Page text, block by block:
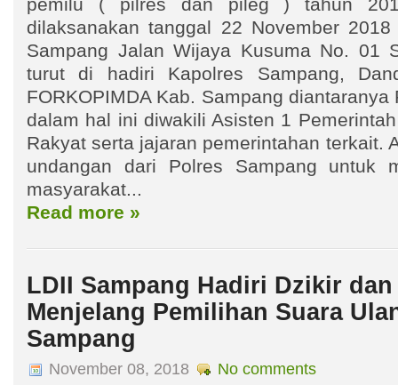
dilaksanakan tanggal 22 November
Sampang Jalan Wijaya Kusuma No. 01
turut di hadiri Kapolres Sampang,
FORKOPIMDA Kab. Sampang
dalam hal ini diwakili Asisten 1
Rakyat serta jajaran pemerintahan terkait.
undangan dari Polres Sampang untuk
masyarakat...
Read more »
LDII Sampang Hadiri Dzikir
Menjelang Pemilihan Suara
Sampang
November 08, 2018 No comments